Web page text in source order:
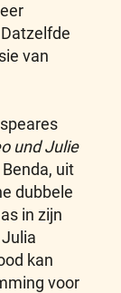
van
und Julie
uit
dubbele
in zijn
kan
voor